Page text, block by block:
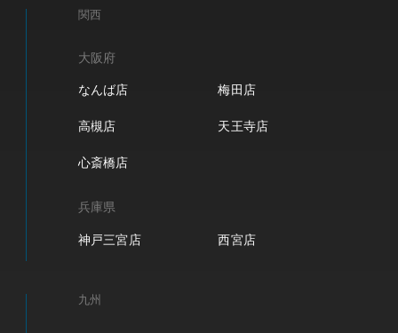
関西
大阪府
なんば店 梅田店
高槻店 天王寺店
心斎橋店
兵庫県
神戸三宮店 西宮店
九州